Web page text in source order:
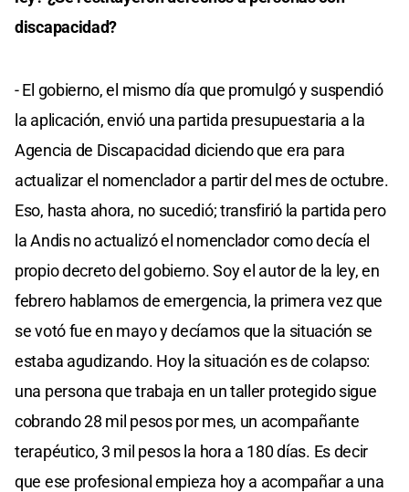
discapacidad?
- El gobierno, el mismo día que promulgó y suspendió
la aplicación, envió una partida presupuestaria a la
Agencia de Discapacidad diciendo que era para
actualizar el nomenclador a partir del mes de octubre.
Eso, hasta ahora, no sucedió; transfirió la partida pero
la Andis no actualizó el nomenclador como decía el
propio decreto del gobierno. Soy el autor de la ley, en
febrero hablamos de emergencia, la primera vez que
se votó fue en mayo y decíamos que la situación se
estaba agudizando. Hoy la situación es de colapso:
una persona que trabaja en un taller protegido sigue
cobrando 28 mil pesos por mes, un acompañante
terapéutico, 3 mil pesos la hora a 180 días. Es decir
que ese profesional empieza hoy a acompañar a una